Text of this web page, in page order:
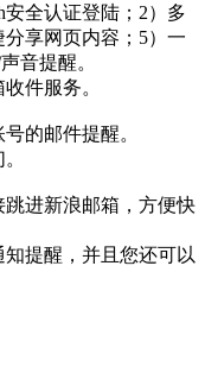
全认证登陆；2）多
享网页内容；5）一
音提醒。
件服务。
的邮件提醒。
进新浪邮箱，方便快
提醒，并且您还可以